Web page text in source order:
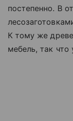
постепенно. В
К тому же
мебель, так что